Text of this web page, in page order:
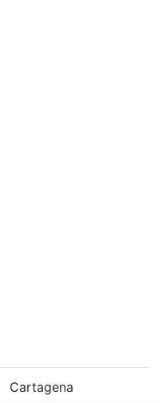
Cartagena